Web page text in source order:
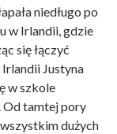
niedługo po
w Irlandii, gdzie
się łączyć
Justyna
w szkole
Od tamtej pory
dużych